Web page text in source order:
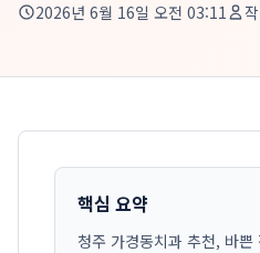
2026년 6월 16일 오전 03:11
핵심 요약
청주 가경동치과 추천, 바